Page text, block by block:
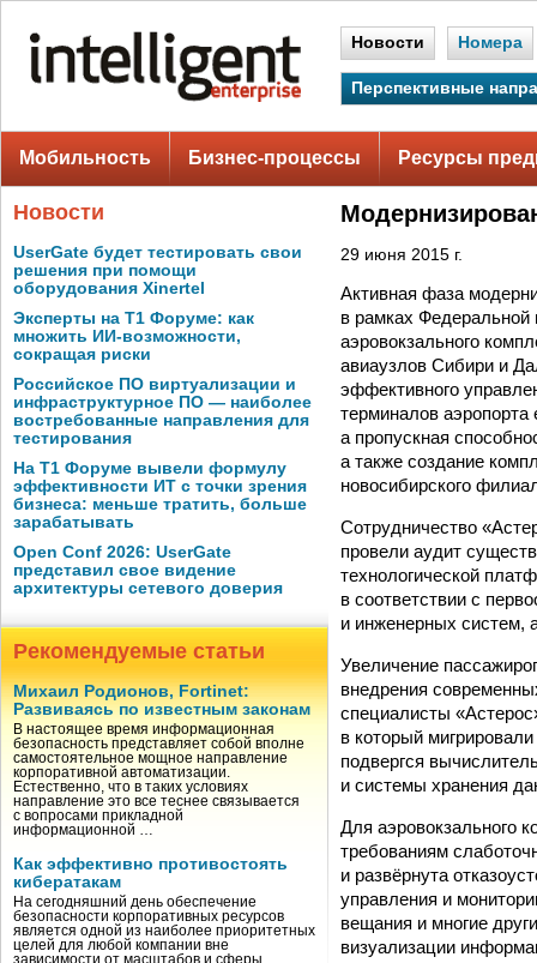
Новости Номера
Перспективные
Мобильность Бизнес-процессы Ресурсы
Новости
UserGate будет тестировать свои
решения при помощи
оборудования Xinertel
Эксперты на Т1 Форуме: как
множить ИИ-возможности,
сокращая риски
Российское ПО виртуализации и
инфраструктурное ПО — наиболее
востребованные направления для
тестирования
На Т1 Форуме вывели формулу
эффективности ИТ с точки зрения
бизнеса: меньше тратить, больше
зарабатывать
Open Conf 2026: UserGate
представил свое видение
архитектуры сетевого доверия
Рекомендуемые статьи
Михаил Родионов, Fortinet:
Развиваясь по известным законам
В настоящее время информационная
безопасность представляет собой вполне
самостоятельное мощное направление
корпоративной автоматизации.
Естественно, что в таких условиях
направление это все теснее связывается
с вопросами прикладной
информационной …
Как эффективно противостоять
кибератакам
На сегодняшний день обеспечение
безопасности корпоративных ресурсов
является одной из наиболее приоритетных
целей для любой компании вне
зависимости от масштабов и сферы
29 июня 2015 г.
Активная фаза
в рамках Федеральной
аэровокзального
авиаузлов Сибири и
эффективного
терминалов
а пропускная
а также создание
новосибирского
Сотрудничество
провели аудит
технологической
в соответствии с
и инженерных систем,
Увеличение
внедрения
специалисты
в который
подвергся
и системы хранения
Для аэровокзального
требованиям
и развёрнута
управления и
вещания и многие
визуализации